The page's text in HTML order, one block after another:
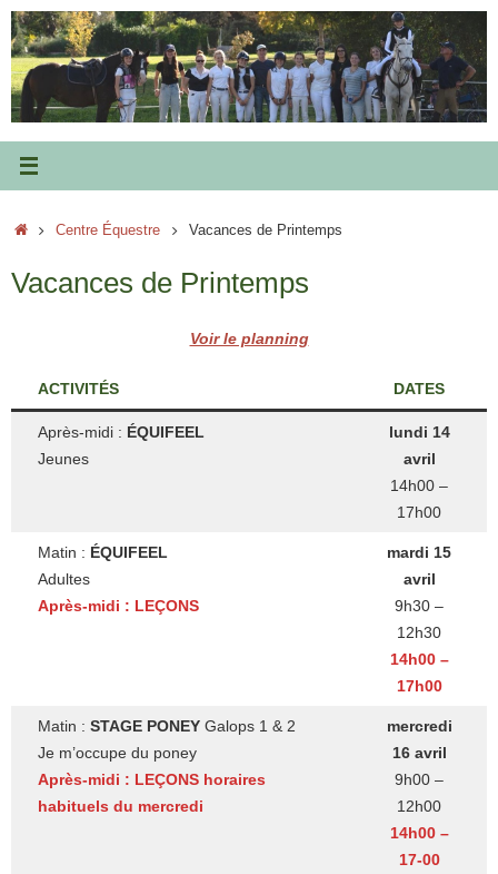
Passer
au
contenu
Accueil
Centre Équestre Vacances de Printemps
Vacances de Printemps
Voir le planning
ACTIVITÉS DATES
Après-midi : ÉQUIFEEL
Jeunes
lundi 14
avril
14h00 –
17h00
Matin : ÉQUIFEEL
Adultes
Après-midi : LEÇONS
mardi 15
avril
9h30 –
12h30
14h00 –
17h00
Matin : STAGE PONEY Galops 1 & 2
Je m’occupe du poney
Après-midi : LEÇONS horaires
habituels du mercredi
mercredi
16 avril
9h00 –
12h00
14h00 –
17-00